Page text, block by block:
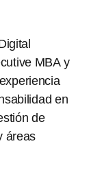
MBA y
en
de
áreas